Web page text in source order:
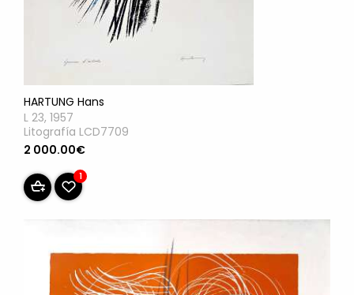
HARTUNG Hans
L 23, 1957
Litografía LCD7709
2 000.00€
1